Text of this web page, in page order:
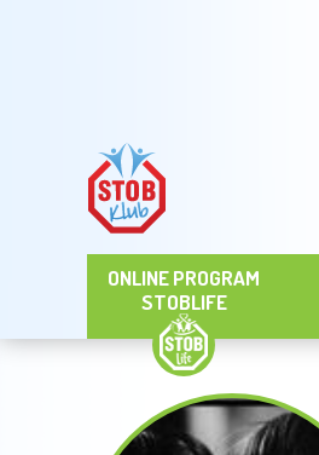
ONLINE PROGRAM
STOBLIFE